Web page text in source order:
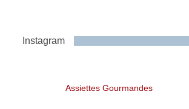
Instagram
Assiettes Gourmandes